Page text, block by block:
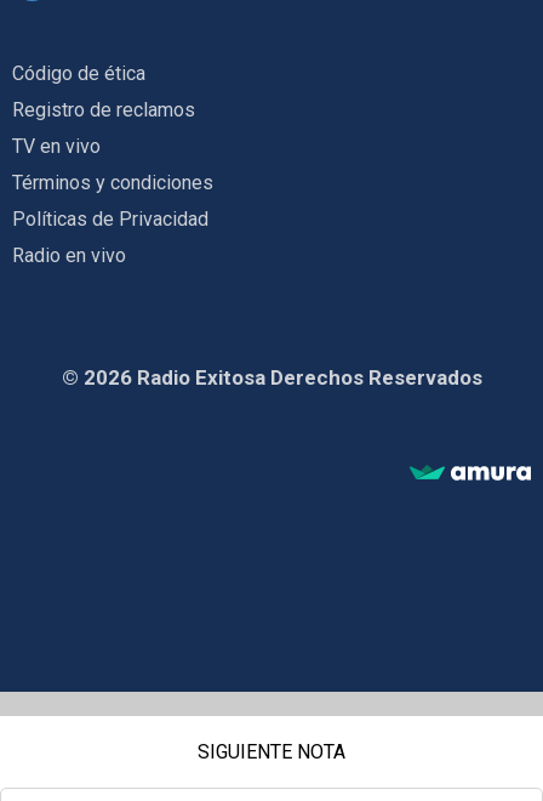
Código de ética
Registro de reclamos
TV en vivo
Términos y condiciones
Políticas de Privacidad
Radio en vivo
© 2026 Radio Exitosa Derechos Reservados
SIGUIENTE NOTA